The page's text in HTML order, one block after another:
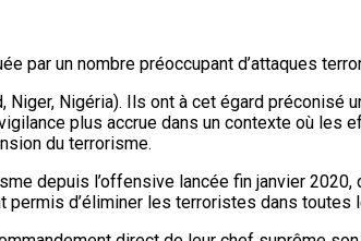
par un nombre préoccupant d’attaques
Nigéria). Ils ont à cet égard préconisé
plus accrue dans un contexte où les
du terrorisme.
depuis l’offensive lancée fin janvier
permis d’éliminer les terroristes dans toutes